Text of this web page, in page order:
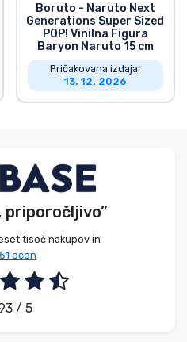
Boruto - Naruto Next
Generations Super Sized
POP! Vinilna Figura
Baryon Naruto 15 cm
Pričakovana izdaja:
13. 12. 2026
priporočljivo”
tisoč nakupov in
ocen
/ 5